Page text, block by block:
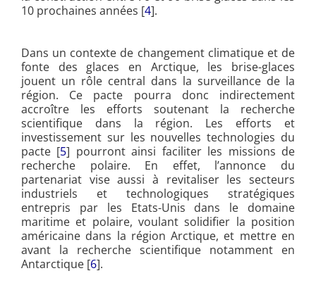
10 prochaines années [4].
Dans un contexte de changement climatique et de
fonte des glaces en Arctique, les brise-glaces
jouent un rôle central dans la surveillance de la
région. Ce pacte pourra donc indirectement
accroître les efforts soutenant la recherche
scientifique dans la région. Les efforts et
investissement sur les nouvelles technologies du
pacte [5] pourront ainsi faciliter les missions de
recherche polaire. En effet, l’annonce du
partenariat vise aussi à revitaliser les secteurs
industriels et technologiques stratégiques
entrepris par les Etats-Unis dans le domaine
maritime et polaire, voulant solidifier la position
américaine dans la région Arctique, et mettre en
avant la recherche scientifique notamment en
Antarctique [6].